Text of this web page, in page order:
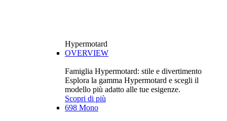
Hypermotard
OVERVIEW
Famiglia Hypermotard: stile e divertimento
Esplora la gamma Hypermotard e scegli il
modello più adatto alle tue esigenze.
Scopri di più
698 Mono